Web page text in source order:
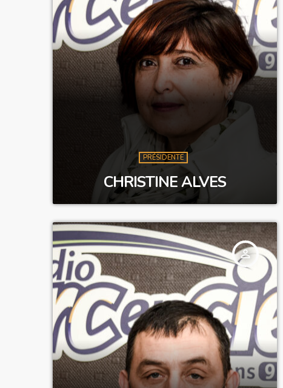
PRÉSIDENTE
CHRISTINE ALVES
person_outline